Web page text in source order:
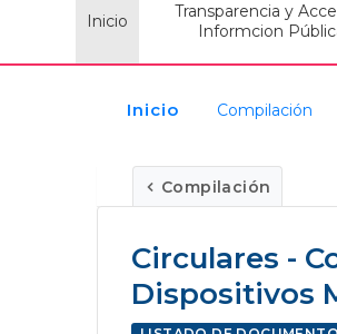
Inicio
Transparencia y
Informcion
Inicio Compilación
Compilación
Circulares -
Dispositivos